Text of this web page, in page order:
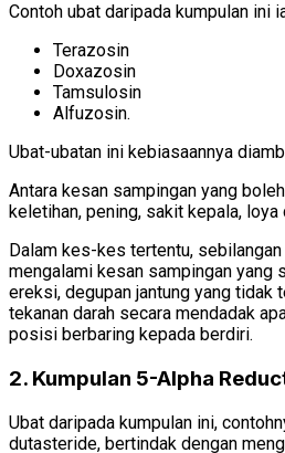
Contoh ubat daripada kumpulan ini
Terazosin
Doxazosin
Tamsulosin
Alfuzosin.
Ubat-ubatan ini kebiasaannya
Antara kesan sampingan yang
keletihan, pening, sakit kepala, loya
Dalam kes-kes tertentu,
mengalami kesan sampingan yang
ereksi, degupan jantung yang tidak
tekanan darah secara mendadak
posisi berbaring kepada berdiri.
2. Kumpulan 5-Alpha
Ubat daripada kumpulan ini,
dutasteride, bertindak dengan